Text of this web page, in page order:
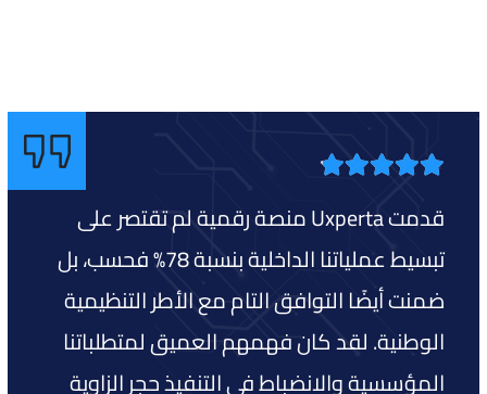
قدمت Uxperta منصة رقمية لم تقتصر على
تبسيط عملياتنا الداخلية بنسبة 78% فحسب، بل
ضمنت أيضًا التوافق التام مع الأطر التنظيمية
الوطنية. لقد كان فهمهم العميق لمتطلباتنا
المؤسسية والانضباط في التنفيذ حجر الزاوية